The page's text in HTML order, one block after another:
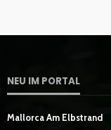
NEU IM PORTAL
Mallorca Am Elbstrand